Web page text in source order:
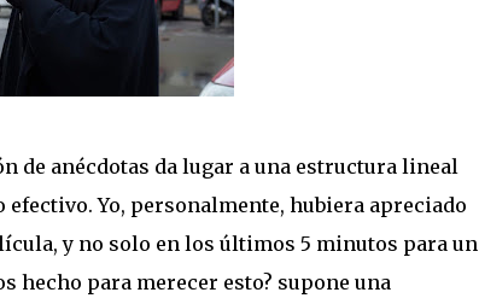
de anécdotas da lugar a una estructura lineal
Yo, personalmente, hubiera apreciado
y no solo en los últimos 5 minutos para un
hecho para merecer esto? supone una